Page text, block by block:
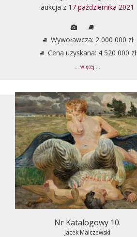
aukcja z 17 października 2021
Wywoławcza: 2 000 000 zł
Cena uzyskana: 4 520 000 zł
... więcej ...
Nr Katalogowy 10.
Jacek Malczewski